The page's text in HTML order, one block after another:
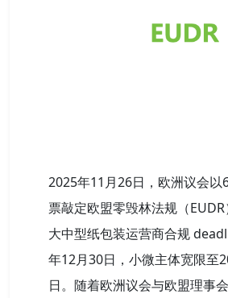
2025年11月26日，欧洲议会以
票敲定欧盟零毁林法规（EUDR
大中型纸包装运营商合规
年12月30日，小微主体宽限至
日。随着欧洲议会与欧盟理事